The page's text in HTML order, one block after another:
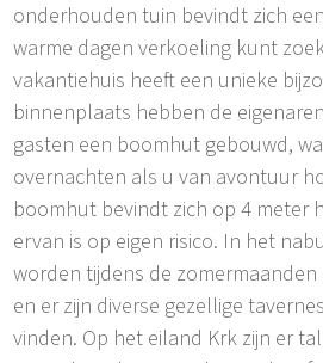
onderhouden tuin bevindt zich
warme dagen verkoeling kunt
vakantiehuis heeft een unieke
binnenplaats hebben de
gasten een boomhut gebouwd,
overnachten als u van avontuur
boomhut bevindt zich op 4 meter
ervan is op eigen risico. In het
worden tijdens de
en er zijn diverse gezellige
vinden. Op het eiland Krk zijn er